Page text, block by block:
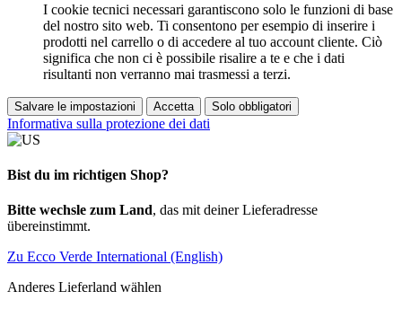
I cookie tecnici necessari garantiscono solo le funzioni di base
del nostro sito web. Ti consentono per esempio di inserire i
prodotti nel carrello o di accedere al tuo account cliente. Ciò
significa che non ci è possibile risalire a te e che i dati
risultanti non verranno mai trasmessi a terzi.
Salvare le impostazioni Accetta Solo obbligatori
Informativa sulla protezione dei dati
Bist du im richtigen Shop?
Bitte wechsle zum Land, das mit deiner Lieferadresse
übereinstimmt.
Zu Ecco Verde International (English)
Anderes Lieferland wählen